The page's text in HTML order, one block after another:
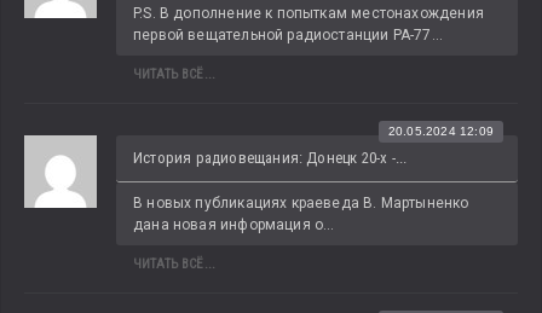
P.S. В дополнение к попыткам местонахождения
первой вещательной радиостанции РА-77...
ЧИТАТЬ ВСЁ...
История радиовещания: Донецк 20-х -...
20.05.2024 12:09
В новых публикациях краеведа В. Мартыненко
дана новая информация о...
ЧИТАТЬ ВСЁ...